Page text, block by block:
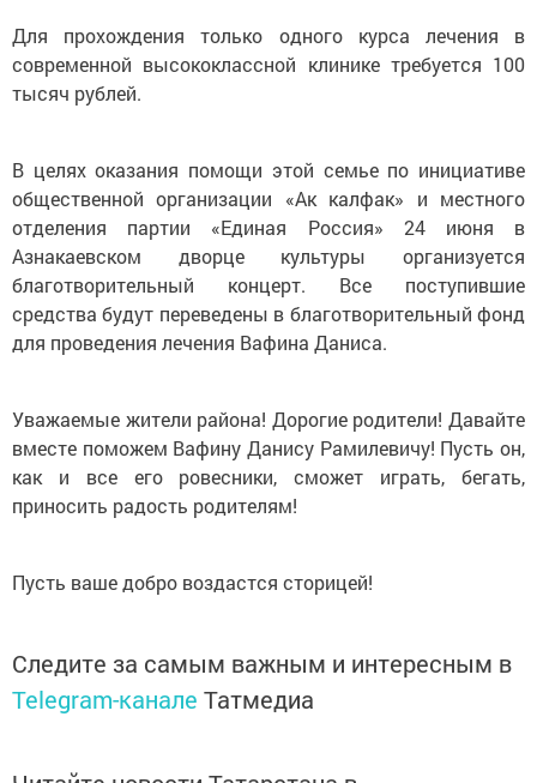
Для прохождения только одного курса лечения в
современной высококлассной клинике требуется 100
тысяч рублей.
В целях оказания помощи этой семье по инициативе
общественной организации «Ак калфак» и местного
отделения партии «Единая Россия» 24 июня в
Азнакаевском дворце культуры организуется
благотворительный концерт. Все поступившие
средства будут переведены в благотворительный фонд
для проведения лечения Вафина Даниса.
Уважаемые жители района! Дорогие родители! Давайте
вместе поможем Вафину Данису Рамилевичу! Пусть он,
как и все его ровесники, сможет играть, бегать,
приносить радость родителям!
Пусть ваше добро воздастся сторицей!
Следите за самым важным и интересным в
Telegram-канале Татмедиа